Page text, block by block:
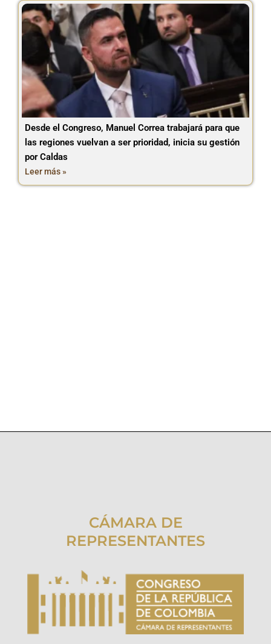
Desde el Congreso, Manuel Correa trabajará para que
las regiones vuelvan a ser prioridad, inicia su gestión
por Caldas
Leer más »
CÁMARA DE
REPRESENTANTES